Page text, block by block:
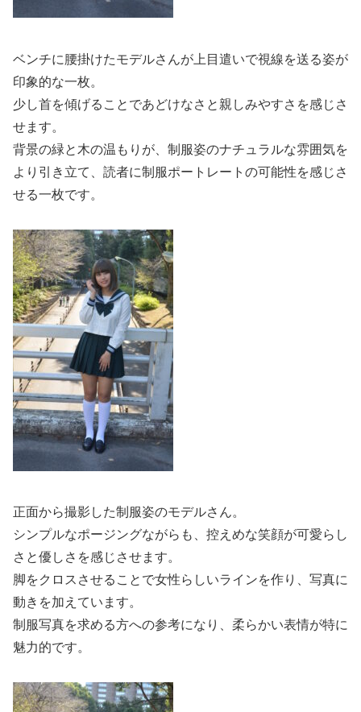
ベンチに腰掛けたモデルさんが上目遣いで視線を送る姿が
印象的な一枚。
少し首を傾げることであどけなさと親しみやすさを感じさ
せます。
背景の緑と木の温もりが、制服姿のナチュラルな雰囲気を
より引き立て、読者に制服ポートレートの可能性を感じさ
せる一枚です。
正面から撮影した制服姿のモデルさん。
シンプルなポージングながらも、控えめな笑顔が可愛らし
さと優しさを感じさせます。
脚をクロスさせることで女性らしいラインを作り、写真に
動きを加えています。
制服写真を求める方への参考になり、柔らかい表情が特に
魅力的です。